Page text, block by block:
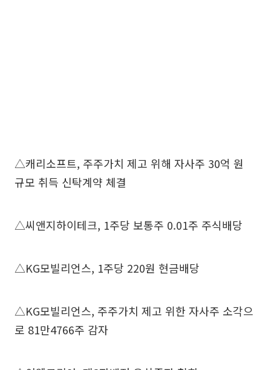
△캐리소프트, 주주가치 제고 위해 자사주 30억 원
규모 취득 신탁계약 체결
△씨앤지하이테크, 1주당 보통주 0.01주 주식배당
△KG모빌리언스, 1주당 220원 현금배당
△KG모빌리언스, 주주가치 제고 위한 자사주 소각으
로 81만4766주 감자